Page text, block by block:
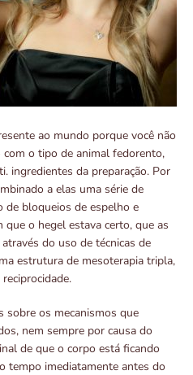
ao mundo porque você não
com o tipo de animal fedorento,
ingredientes da preparação. Por
a elas uma série de
de bloqueios de espelho e
que o hegel estava certo, que as
do uso de técnicas de
estrutura de mesoterapia tripla,
sobre os mecanismos que
nem sempre por causa do
de que o corpo está ficando
tempo imediatamente antes do